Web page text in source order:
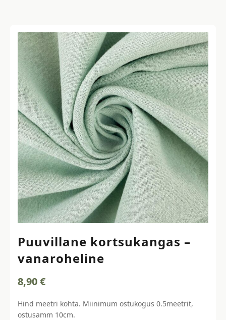
Puuvillane kortsukangas –
vanaroheline
8,90€
Hind meetri kohta. Miinimum ostukogus 0.5meetrit,
ostusamm 10cm.